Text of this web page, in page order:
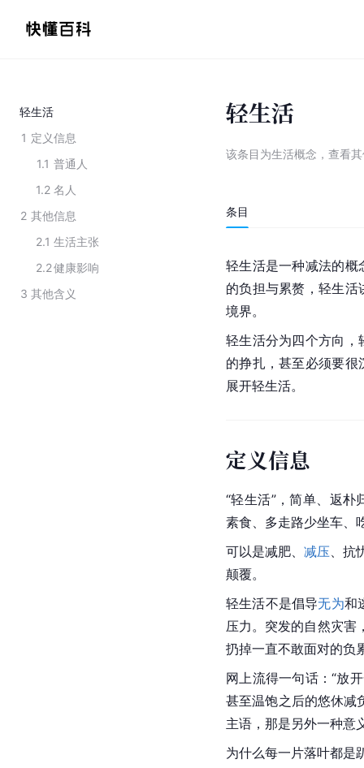
轻生活
1 定义信息
1.1 普通人
1.2 名人
2 其他信息
2.1 生活主张
2.2健康影响
3 其他含义
轻生活
该条目为生活概念 ， 查看
条目
轻生活是一种减法的概
的负担与累赘，轻生
境界。
轻生活分为四个方向，
的挣扎，甚至必须要
展开轻生活。
定义信息
“轻生活”，简单、返
素食、多走路少坐车、
可以是减肥、 减压 、
颠覆。
轻生活不是倡导无为和
压力。突发的自然灾害
扔掉一直不敢面对的负
网上流得一句话：“放
甚至温饱之后的悠休减
主语，那是另外一种意
为什么每一片落叶都是